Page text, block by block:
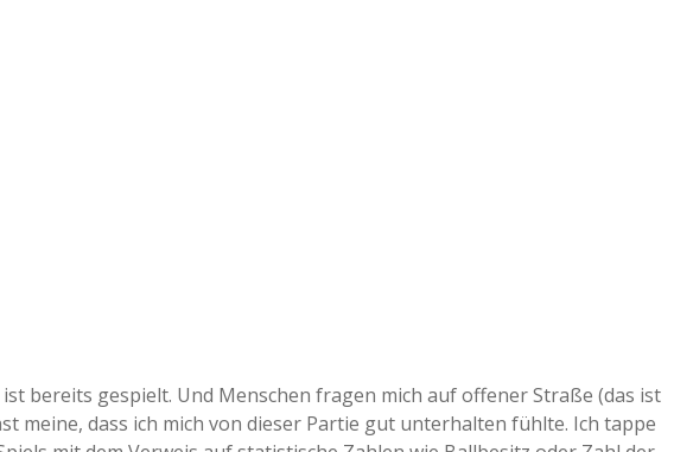
r
bereits gespielt. Und Menschen fragen mich auf offener Straße (das ist
meine, dass ich mich von dieser Partie gut unterhalten fühlte. Ich tappe